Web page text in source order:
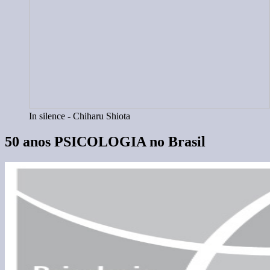
In silence - Chiharu Shiota
50 anos PSICOLOGIA no Brasil